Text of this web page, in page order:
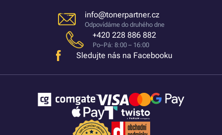
info@tonerpartner.cz
Odpovídáme do druhého dne
+420 228 886 882
Po–Pá: 8:00 – 16:00
Sledujte nás na Facebooku